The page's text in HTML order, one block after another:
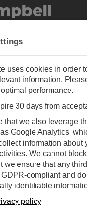
せ
内に対応いたしま
します。* = 必須項目
選択してください:
について 技術的な
入力してください:*
uses cookies in order
information.
performance.
30 days from
that we also leverage
Google Analytics,
information about
We cannot
we ensure that any
compliant and
identifiable
policy